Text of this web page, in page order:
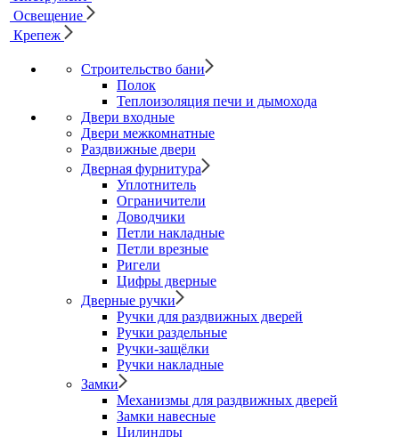
Освещение
Крепеж
Строительство бани
Полок
Теплоизоляция печи и дымохода
Двери входные
Двери межкомнатные
Раздвижные двери
Дверная фурнитура
Уплотнитель
Ограничители
Доводчики
Петли накладные
Петли врезные
Ригели
Цифры дверные
Дверные ручки
Ручки для раздвижных дверей
Ручки раздельные
Ручки-защёлки
Ручки накладные
Замки
Механизмы для раздвижных дверей
Замки навесные
Цилиндры